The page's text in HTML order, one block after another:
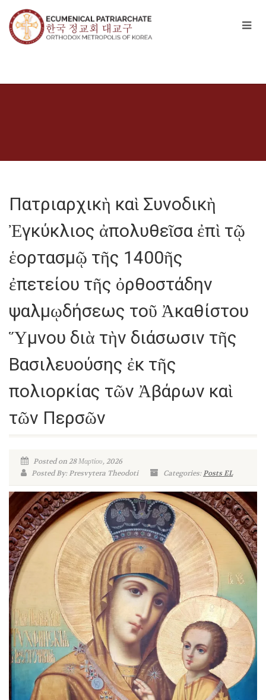
Πατριαρχικὴ καὶ Συνοδικὴ
Ἐγκύκλιος ἀπολυθεῖσα ἐπὶ τῷ
ἑορτασμῷ τῆς 1400ῆς
ἐπετείου τῆς ὀρθοστάδην
ψαλμῳδήσεως τοῦ Ἀκαθίστου
Ὕμνου διὰ τὴν διάσωσιν τῆς
Βασιλευούσης ἐκ τῆς
πολιορκίας τῶν Ἀβάρων καὶ
τῶν Περσῶν
Posted on 28 Μαρτίου, 2026
Posted By: Presvytera Theodoti
Categories:Posts EL